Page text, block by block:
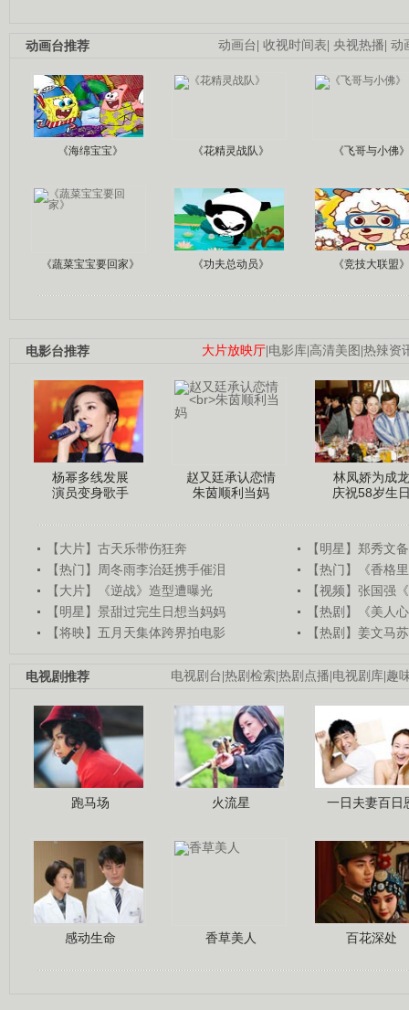
动画台 收视时间表 央视热播 动
动画台推荐
《海绵宝宝》 《花精灵战队》 《飞哥与小佛》
《蔬菜宝宝要回家》 《功夫总动员》 《竞技大联盟》
大片放映厅 电影库 高清美图 热辣资
电影台推荐
杨幂多线发展
演员变身歌手
赵又廷承认恋情
朱茵顺利当妈
林凤娇为成龙
庆祝58岁生
【大片】古天乐带伤狂奔
【明星】郑秀文
【热门】周冬雨李治廷携手催泪
【热门】《香格
【大片】《逆战》造型遭曝光
【视频】张国强
【明星】景甜过完生日想当妈妈
【热剧】《美人
【将映】五月天集体跨界拍电影
【热剧】姜文马
电视剧台 热剧检索 热剧点播 电视剧库 趣
电视剧推荐
跑马场 火流星 一日夫妻百日
感动生命 香草美人 百花深处